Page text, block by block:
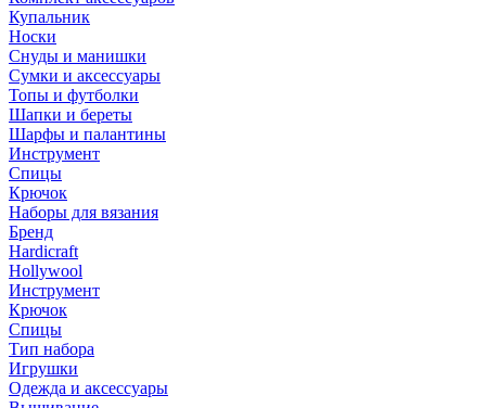
Купальник
Носки
Снуды и манишки
Сумки и аксессуары
Топы и футболки
Шапки и береты
Шарфы и палантины
Инструмент
Спицы
Крючок
Наборы для вязания
Бренд
Hardicraft
Hollywool
Инструмент
Крючок
Спицы
Тип набора
Игрушки
Одежда и аксессуары